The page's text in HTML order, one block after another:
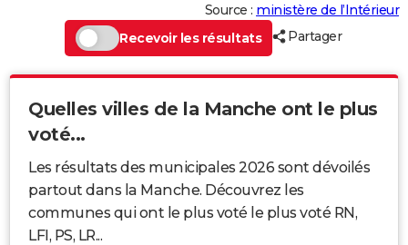
Source : ministère de l’Intérieur
Recevoir les résultats
Partager
Quelles villes de la Manche ont le plus
voté...
Les résultats des municipales 2026 sont dévoilés
partout dans la Manche. Découvrez les
communes qui ont le plus voté le plus voté RN,
LFI, PS, LR...